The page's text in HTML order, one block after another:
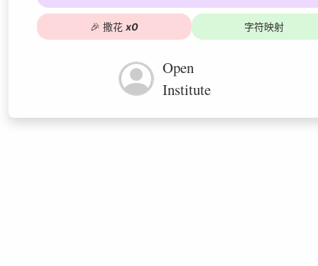
🎉 撒花 x0 字符映射
Open
Institute